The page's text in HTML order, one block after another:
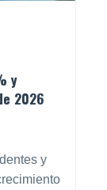
y
2026
y